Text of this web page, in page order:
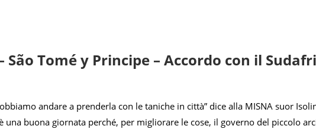
São Tomé y Principe – Accordo con il
andare a prenderla con le taniche in città” dice alla MISNA suor
una buona giornata perché, per migliorare le cose, il governo del piccolo